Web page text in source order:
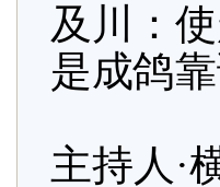
及川：
是成鸽
主持人·